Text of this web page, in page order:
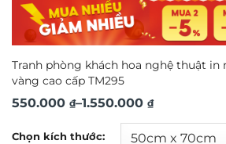
Tranh phòng khách hoa nghệ thuật in
vàng cao cấp TM295
550.000 ₫–1.550.000 ₫
Khoảng
Chọn kích thước: